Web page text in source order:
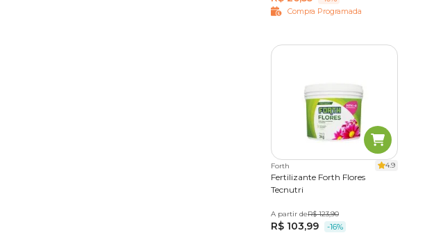
Compra Programada
Forth 4.9
Fertilizante Forth Flores
Tecnutri
400 g 3 kg
A partir deR$ 123,90
R$ 103,99 -16%